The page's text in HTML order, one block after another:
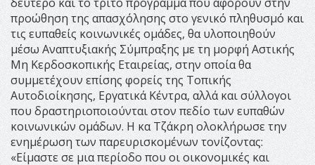
προώθηση της απασχόλησης στο γενικό πληθυσμό και
τις ευπαθείς κοινωνικές ομάδες, θα υλοποιηθούν
μέσω Αναπτυξιακής Σύμπραξης με τη μορφή Αστικής
Μη Κερδοσκοπικής Εταιρείας, στην οποία θα
συμμετέχουν επίσης φορείς της Τοπικής
Αυτοδιοίκησης, Εργατικά Κέντρα, αλλά και σύλλογοι
που δραστηριοποιούνται στον πεδίο των ευπαθών
κοινωνικών ομάδων. Η κα Τζάκρη ολοκλήρωσε την
ενημέρωση των παρευρισκομένων τονίζοντας:
«Είμαστε σε μια περίοδο που οι οικονομικές και